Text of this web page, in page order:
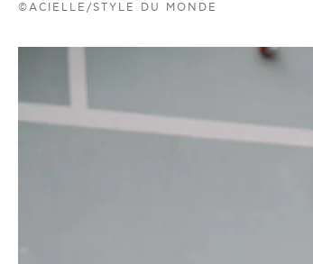
©ACIELLE/STYLE DU MONDE